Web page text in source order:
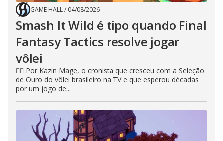
GAME HALL/ 04/08/2026
Smash It Wild é tipo quando Final
Fantasy Tactics resolve jogar
vôlei
🧙‍♂️ Por Kazin Mage, o cronista que cresceu com a Seleção
de Ouro do vôlei brasileiro na TV e que esperou décadas
por um jogo de...